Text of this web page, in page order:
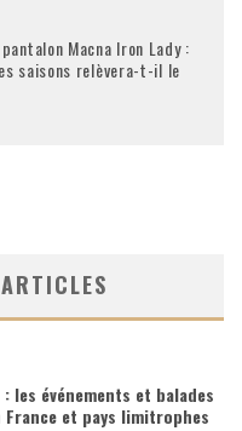
Macna Iron Lady :
saisons relèvera-t-il le
les événements et balades
et pays limitrophes